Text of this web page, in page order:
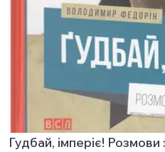
Гудбай, імперіє!